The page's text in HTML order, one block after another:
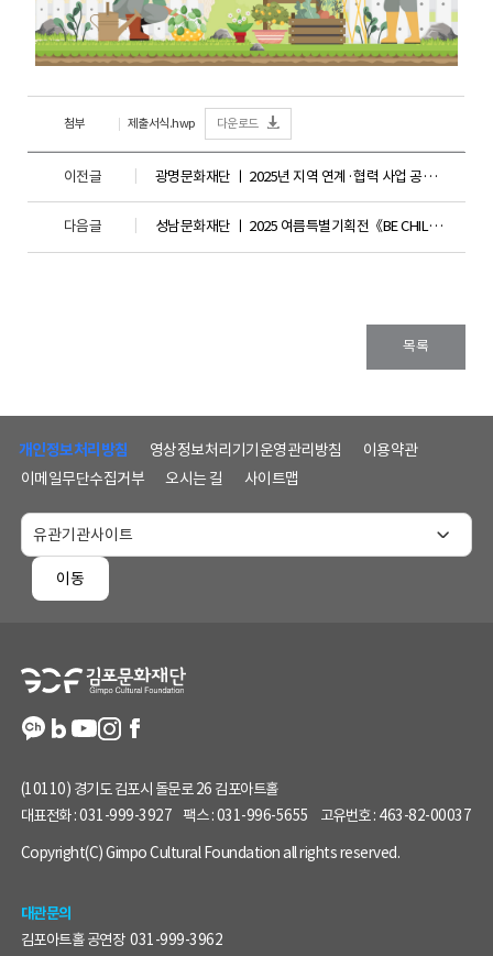
첨부 제출서식.hwp 다운로드
이전글 광명문화재단 ㅣ 2025년 지역 연계·협력 사업 공연팀 모집
다음글 성남문화재단 ㅣ 2025 여름특별기획전《BE CHILD, 아이처럼》
목록
개인정보처리방침 영상정보처리기기운영관리방침
이용약관
이메일무단수집거부
오시는 길 사이트맵
이동
(10110) 경기도 김포시 돌문로 26 김포아트홀
대표전화 :031-999-3927 팩스 :031-996-5655 고유번호 : 463-82-00037
Copyright(C) Gimpo Cultural Foundation all rights reserved.
대관문의
김포아트홀 공연장 031-999-3962